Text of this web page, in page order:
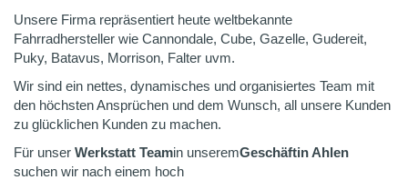
Unsere Firma repräsentiert heute weltbekannte
Fahrradhersteller wie Cannondale, Cube, Gazelle, Gudereit,
Puky, Batavus, Morrison, Falter uvm.
Wir sind ein nettes, dynamisches und organisiertes Team mit
den höchsten Ansprüchen und dem Wunsch, all unsere Kunden
zu glücklichen Kunden zu machen.
Für unser Werkstatt Teamin unseremGeschäftin Ahlen
suchen wir nach einem hoch